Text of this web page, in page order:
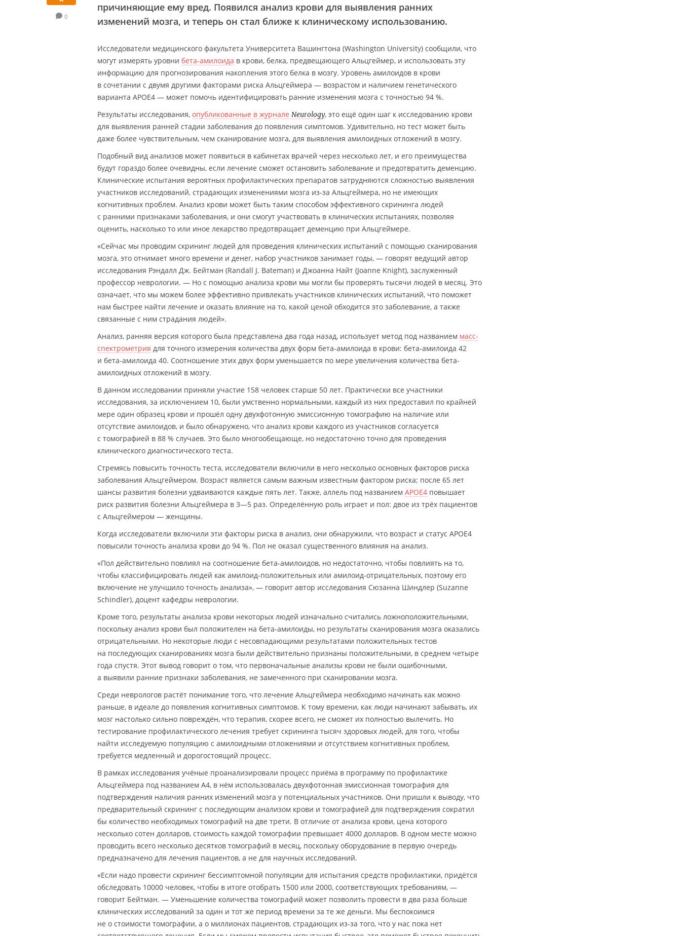
0
причиняющие ему вред. Появился анализ крови для выявления ранних
изменений мозга, и теперь он стал ближе к клиническому использованию.
Исследователи медицинского факультета Университета Вашингтона (Washington University) сообщили, что
могут измерять уровни бета-амилоида в крови, белка, предвещающего Альцгеймер, и использовать эту
информацию для прогнозирования накопления этого белка в мозгу. Уровень амилоидов в крови
в сочетании с двумя другими факторами риска Альцгеймера — возрастом и наличием генетического
варианта APOE4 — может помочь идентифицировать ранние изменения мозга с точностью 94 %.
Результаты исследования, опубликованные в журнале Neurology, это ещё один шаг к исследованию крови
для выявления ранней стадии заболевания до появления симптомов. Удивительно, но тест может быть
даже более чувствительным, чем сканирование мозга, для выявления амилоидных отложений в мозгу.
Подобный вид анализов может появиться в кабинетах врачей через несколько лет, и его преимущества
будут гораздо более очевидны, если лечение сможет остановить заболевание и предотвратить деменцию.
Клинические испытания вероятных профилактических препаратов затрудняются сложностью выявления
участников исследований, страдающих изменениями мозга из-за Альцгеймера, но не имеющих
когнитивных проблем. Анализ крови может быть таким способом эффективного скрининга людей
с ранними признаками заболевания, и они смогут участвовать в клинических испытаниях, позволяя
оценить, насколько то или иное лекарство предотвращает деменцию при Альцгеймере.
«Сейчас мы проводим скрининг людей для проведения клинических испытаний с помощью сканирования
мозга, это отнимает много времени и денег, набор участников занимает годы, — говорят ведущий автор
исследования Рэндалл Дж. Бейтман (Randall J. Bateman) и Джоанна Найт (Joanne Knight), заслуженный
профессор неврологии. — Но с помощью анализа крови мы могли бы проверять тысячи людей в месяц. Это
означает, что мы можем более эффективно привлекать участников клинических испытаний, что поможет
нам быстрее найти лечение и оказать влияние на то, какой ценой обходится это заболевание, а также
связанные с ним страдания людей».
Анализ, ранняя версия которого была представлена два года назад, использует метод под названием масс-
спектрометрия для точного измерения количества двух форм бета-амилоида в крови: бета-амилоида 42
и бета-амилоида 40. Соотношение этих двух форм уменьшается по мере увеличения количества бета-
амилоидных отложений в мозгу.
В данном исследовании приняли участие 158 человек старше 50 лет. Практически все участники
исследования, за исключением 10, были умственно нормальными, каждый из них предоставил по крайней
мере один образец крови и прошёл одну двухфотонную эмиссионную томографию на наличие или
отсутствие амилоидов, и было обнаружено, что анализ крови каждого из участников согласуется
с томографией в 88 % случаев. Это было многообещающе, но недостаточно точно для проведения
клинического диагностического теста.
Стремясь повысить точность теста, исследователи включили в него несколько основных факторов риска
заболевания Альцгеймером. Возраст является самым важным известным фактором риска; после 65 лет
шансы развития болезни удваиваются каждые пять лет. Также, аллель под названием APOE4 повышает
риск развития болезни Альцгеймера в 3—5 раз. Определённую роль играет и пол: двое из трёх пациентов
с Альцгеймером — женщины.
Когда исследователи включили эти факторы риска в анализ, они обнаружили, что возраст и статус APOE4
повысили точность анализа крови до 94 %. Пол не оказал существенного влияния на анализ.
«Пол действительно повлиял на соотношение бета-амилоидов, но недостаточно, чтобы повлиять на то,
чтобы классифицировать людей как амилоид-положительных или амилоид-отрицательных, поэтому его
включение не улучшило точность анализа», — говорит автор исследования Сюзанна Шиндлер (Suzanne
Schindler), доцент кафедры неврологии.
Кроме того, результаты анализа крови некоторых людей изначально считались ложноположительными,
поскольку анализ крови был положителен на бета-амилоиды, но результаты сканирования мозга оказались
отрицательными. Но некоторые люди с несовпадающими результатами положительных тестов
на последующих сканированиях мозга были действительно признаны положительными, в среднем четыре
года спустя. Этот вывод говорит о том, что первоначальные анализы крови не были ошибочными,
а выявили ранние признаки заболевания, не замеченного при сканировании мозга.
Среди неврологов растёт понимание того, что лечение Альцгеймера необходимо начинать как можно
раньше, в идеале до появления когнитивных симптомов. К тому времени, как люди начинают забывать, их
мозг настолько сильно повреждён, что терапия, скорее всего, не сможет их полностью вылечить. Но
тестирование профилактического лечения требует скрининга тысяч здоровых людей, для того, чтобы
найти исследуемую популяцию с амилоидными отложениями и отсутствием когнитивных проблем,
требуется медленный и дорогостоящий процесс.
В рамках исследования учёные проанализировали процесс приёма в программу по профилактике
Альцгеймера под названием A4, в нём использовалась двухфотонная эмиссионная томография для
подтверждения наличия ранних изменений мозга у потенциальных участников. Они пришли к выводу, что
предварительный скрининг с последующим анализом крови и томографией для подтверждения сократил
бы количество необходимых томографий на две трети. В отличие от анализа крови, цена которого
несколько сотен долларов, стоимость каждой томографии превышает 4000 долларов. В одном месте можно
проводить всего несколько десятков томографий в месяц, поскольку оборудование в первую очередь
предназначено для лечения пациентов, а не для научных исследований.
«Если надо провести скрининг бессимптомной популяции для испытания средств профилактики, придётся
обследовать 10000 человек, чтобы в итоге отобрать 1500 или 2000, соответствующих требованиям, —
говорит Бейтман. — Уменьшение количества томографий может позволить провести в два раза больше
клинических исследований за один и тот же период времени за те же деньги. Мы беспокоимся
не о стоимости томографии, а о миллионах пациентов, страдающих из-за того, что у нас пока нет